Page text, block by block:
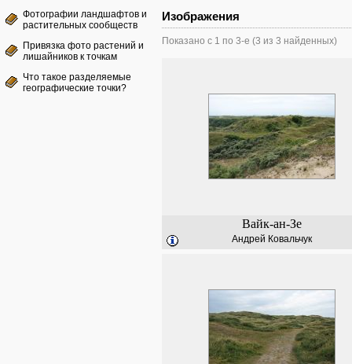
Фотографии ландшафтов и
растительных сообществ
Привязка фото растений и
лишайников к точкам
Что такое разделяемые
географические точки?
Изображения
Показано с 1 по 3-е (3 из 3 найденных)
Вайк-ан-Зе
Андрей Ковальчук